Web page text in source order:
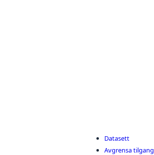
Datasett
Avgrensa tilgang